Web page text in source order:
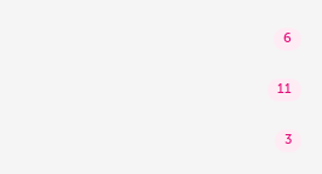
6
11
3